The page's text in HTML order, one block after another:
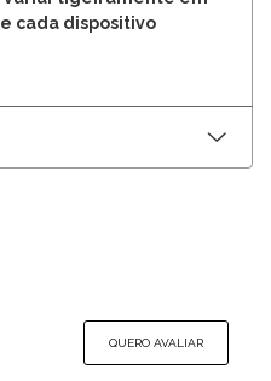
cada dispositivo
QUERO AVALIAR